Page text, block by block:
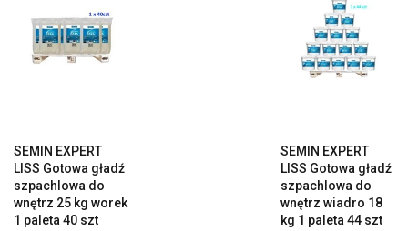
SEMIN EXPERT
LISS Gotowa gładź
szpachlowa do
wnętrz 25 kg worek
1 paleta 40 szt
SEMIN EXPERT
LISS Gotowa gładź
szpachlowa do
wnętrz wiadro 18
kg 1 paleta 44 szt